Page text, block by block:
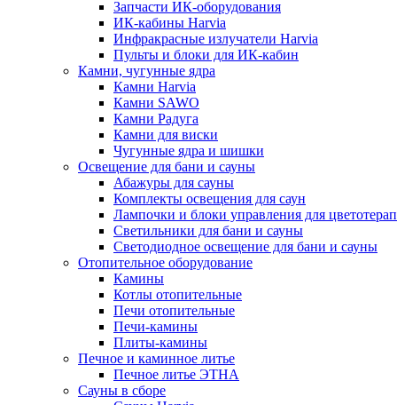
Запчасти ИК-оборудования
ИК-кабины Harvia
Инфракрасные излучатели Harvia
Пульты и блоки для ИК-кабин
Камни, чугунные ядра
Камни Harvia
Камни SAWO
Камни Радуга
Камни для виски
Чугунные ядра и шишки
Освещение для бани и сауны
Абажуры для сауны
Комплекты освещения для саун
Лампочки и блоки управления для
Светильники для бани и сауны
Светодиодное освещение для бани и сауны
Отопительное оборудование
Камины
Котлы отопительные
Печи отопительные
Печи-камины
Плиты-камины
Печное и каминное литье
Печное литье ЭТНА
Сауны в сборе